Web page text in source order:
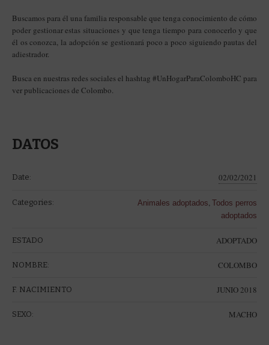
Buscamos para él una familia responsable que tenga conocimiento de cómo
poder gestionar estas situaciones y que tenga tiempo para conocerlo y que
él os conozca, la adopción se gestionará poco a poco siguiendo pautas del
adiestrador.
Busca en nuestras redes sociales el hashtag #UnHogarParaColomboHC para
ver publicaciones de Colombo.
DATOS
Date: 02/02/2021
Categories: Animales adoptados, Todos perros
adoptados
ESTADO ADOPTADO
NOMBRE: COLOMBO
F. NACIMIENTO JUNIO 2018
SEXO: MACHO